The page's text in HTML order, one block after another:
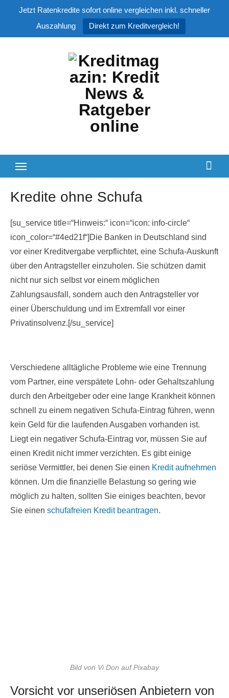
Jetzt Ratenkredite sofort online vergleichen inkl. schneller
Auszahlung
Direkt zum Kreditvergleich!
Kredite ohne Schufa
[su_service title=“Hinweis:“ icon=“icon: info-circle“
icon_color=“#4ed21f“]Die Banken in Deutschland sind
vor einer Kreditvergabe verpflichtet, eine Schufa-Auskunft
über den Antragsteller einzuholen. Sie schützen damit
nicht nur sich selbst vor einem möglichen
Zahlungsausfall, sondern auch den Antragsteller vor
einer Überschuldung und im Extremfall vor einer
Privatinsolvenz.[/su_service]
Verschiedene alltägliche Probleme wie eine Trennung
vom Partner, eine verspätete Lohn- oder Gehaltszahlung
durch den Arbeitgeber oder eine lange Krankheit können
schnell zu einem negativen Schufa-Eintrag führen, wenn
kein Geld für die laufenden Ausgaben vorhanden ist.
Liegt ein negativer Schufa-Eintrag vor, müssen Sie auf
einen Kredit nicht immer verzichten. Es gibt einige
seriöse Vermittler, bei denen Sie einen Kredit aufnehmen
können. Um die finanzielle Belastung so gering wie
möglich zu halten, sollten Sie einiges beachten, bevor
Sie einen schufafreien Kredit beantragen.
Bild von Vi Don auf Pixabay
Vorsicht vor unseriösen Anbietern von